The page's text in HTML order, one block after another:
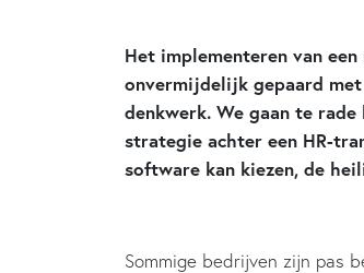
Het implementeren van
onvermijdelijk gepaard
denkwerk. We gaan te
strategie achter een HR-
software kan kiezen, de
Sommige bedrijven zijn pas